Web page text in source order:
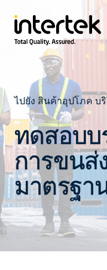
ไปยัง สินค้าอุปโภค บ
ทดสอบ
การขนส่
มาตรฐา